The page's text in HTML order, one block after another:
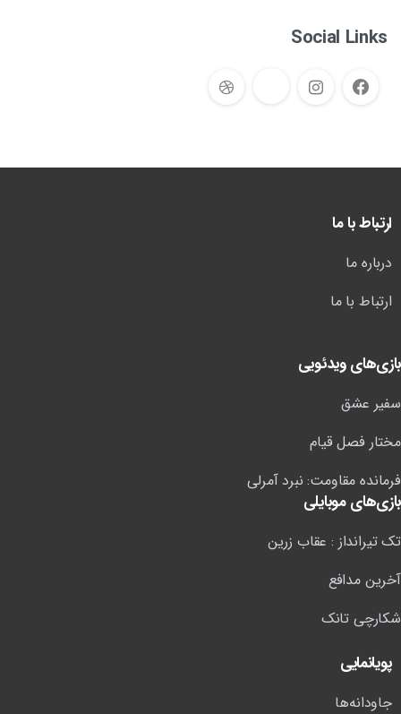
Social Links
ارتباط با ما
درباره ما
ارتباط با ما
بازی‌های ویدئویی
سفیر عشق
مختار فصل قیام
فرمانده مقاومت: نبرد آمرلی
بازی‌های موبایلی
تک تیرانداز : عقاب زرین
آخرین مدافع
شکارچی تانک
پویانمایی
جاودانه‌ها